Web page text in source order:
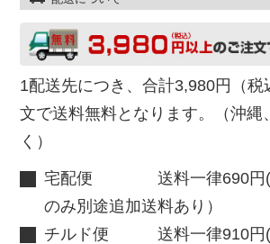
1配送先につき、合計3,980円（税
文で送料無料となります。（沖縄
く）
宅配便 送料一律690円(
のみ別途追加送料あり）
チルド便 送料一律910円(